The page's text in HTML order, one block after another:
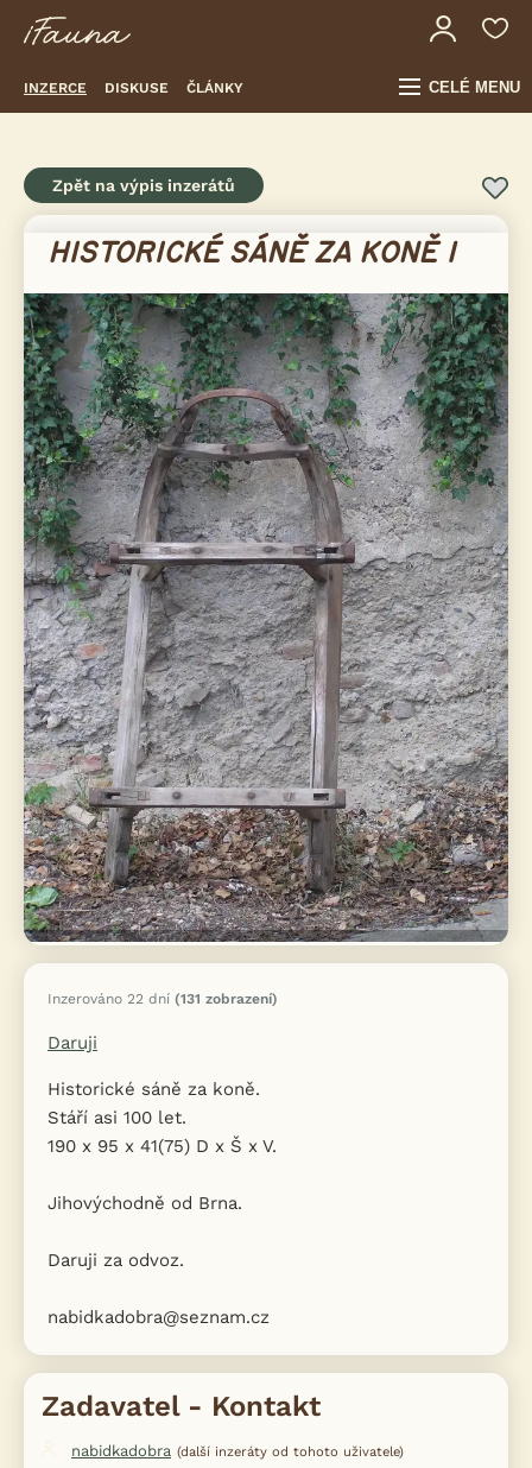
INZERCE DISKUSE ČLÁNKY CELÉ MENU
Zpět na výpis inzerátů
Inzerováno 22 dní (131 zobrazení)
Daruji
Historické sáně za koně.
Stáří asi 100 let.
190 x 95 x 41(75) D x Š x V.
Jihovýchodně od Brna.
Daruji za odvoz.
nabidkadobra@seznam.cz
Zadavatel - Kontakt
nabidkadobra (další inzeráty od tohoto uživatele)
HISTORICKÉ SÁNĚ ZA KONĚ 1